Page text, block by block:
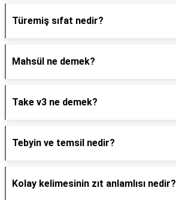
Türemiş sıfat nedir?
Mahsül ne demek?
Take v3 ne demek?
Tebyin ve temsil nedir?
Kolay kelimesinin zıt anlamlısı nedir?